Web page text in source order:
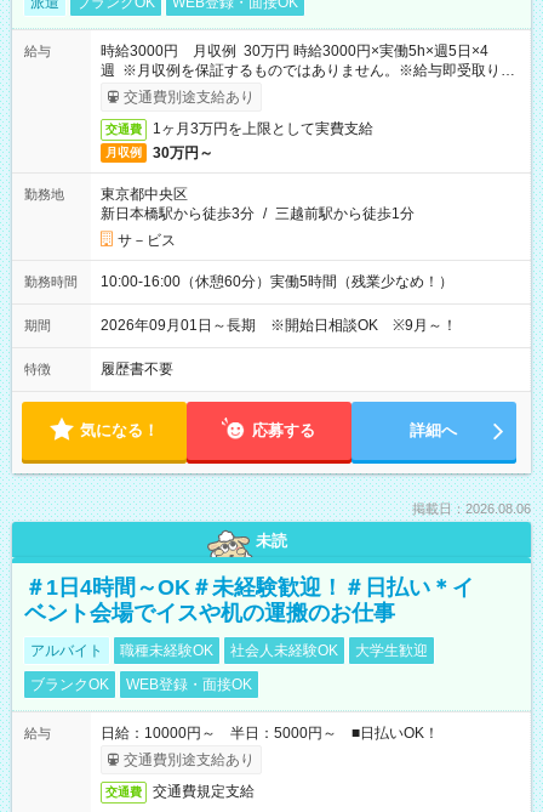
給与
時給3000円 月収例 30万円 時給3000円×実働5h×週5日×4
週 ※月収例を保証するものではありません。※給与即受取りサ
ービス利用可（利用条件有）
交通費別途支給あり
交通費 1ヶ月3万円を上限として実費支給
月収例 30万円～
勤務地
東京都中央区
新日本橋駅から徒歩3分 / 三越前駅から徒歩1分
サ－ビス
勤務時間 10:00-16:00（休憩60分）実働5時間（残業少なめ！）
期間 2026年09月01日～長期 ※開始日相談OK ※9月～！
特徴 履歴書不要
気になる！ 応募する 詳細へ
掲載日：2026.08.06
未読
＃1日4時間～OK＃未経験歓迎！＃日払い＊イ
ベント会場でイスや机の運搬のお仕事
アルバイト 職種未経験OK 社会人未経験OK
大学生歓迎
ブランクOK
WEB登録・面接OK
給与
日給：10000円～ 半日：5000円～ ■日払いOK！
交通費別途支給あり
交通費 交通費規定支給